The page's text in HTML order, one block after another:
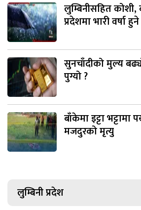
लुम्बिनीसहित
प्रदेशमा भारी वर्षा
सुनचाँदीको मुल्य
पुग्यो ?
बाँकेमा इट्टा भट्टामा
मजदुरको मृत्यु
लुम्बिनी प्रदेश